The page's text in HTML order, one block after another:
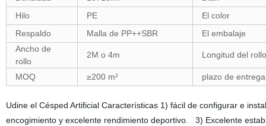
Hilo
PE
El color
Respaldo
Malla de PP++SBR
El embalaje
Ancho de
rollo
2M o 4m Longitud del rollo
MOQ ≥200 m² plazo de entrega
Udine el Césped Artificial Características 1) fácil de configurar e
encogimiento y excelente rendimiento deportivo. 3) Excelente